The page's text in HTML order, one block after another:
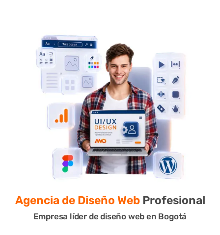
Agencia de Diseño Web Profesional
Empresa líder de diseño web en Bogotá